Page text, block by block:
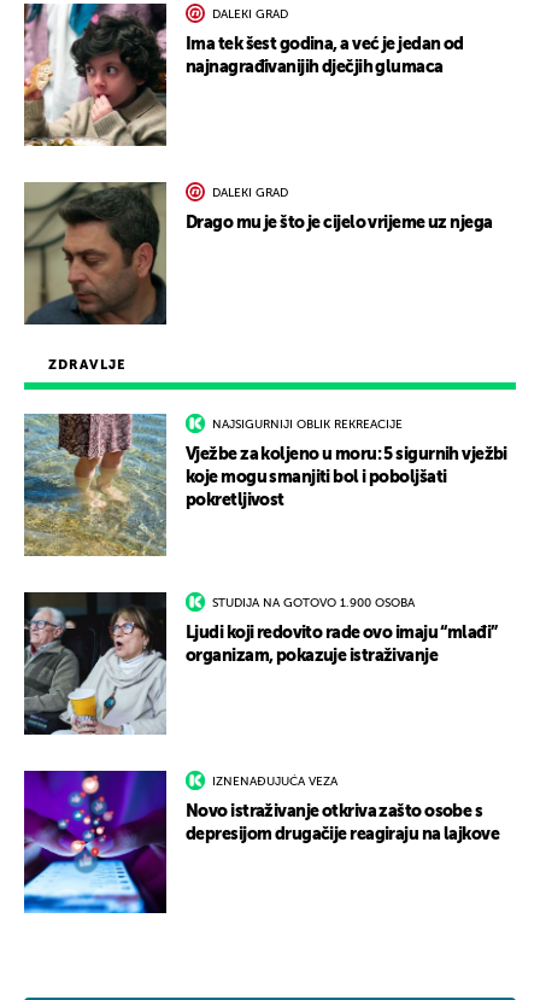
ZDRAVLJE
NAJSIGURNIJI OBLIK REKREACIJE
Vježbe za koljeno u moru: 5 sigurnih vježbi
koje mogu smanjiti bol i poboljšati
pokretljivost
STUDIJA NA GOTOVO 1.900 OSOBA
Ljudi koji redovito rade ovo imaju “mlađi”
organizam, pokazuje istraživanje
IZNENAĐUJUĆA VEZA
Novo istraživanje otkriva zašto osobe s
depresijom drugačije reagiraju na lajkove
DALEKI GRAD
Ima tek šest godina, a već je jedan od
najnagrađivanijih dječjih glumaca
DALEKI GRAD
Drago mu je što je cijelo vrijeme uz njega